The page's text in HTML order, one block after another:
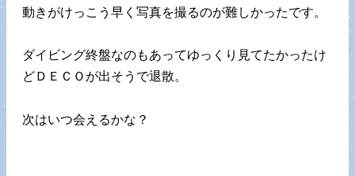
動きがけっこう早く写真を撮るのが難しかったです。
ダイビング終盤なのもあってゆっくり見てたかったけ
どＤＥＣＯが出そうで退散。
次はいつ会えるかな？